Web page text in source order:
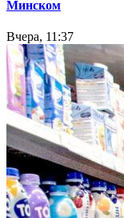
Минском
Вчера, 11:37